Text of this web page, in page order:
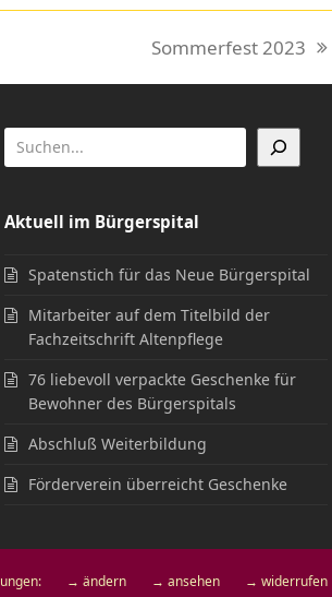
Nächster
Beitrag:
Sommerfest 2023
Aktuell im Bürgerspital
Spatenstich für das Neue Bürgerspital
Mitarbeiter auf dem Titelbild der
Fachzeitschrift Altenpflege
76 liebevoll verpackte Geschenke für
Bewohner des Bürgerspitals
Abschluß Weiterbildung
Förderverein überreicht Geschenke
→ ändern → ansehen → widerrufen